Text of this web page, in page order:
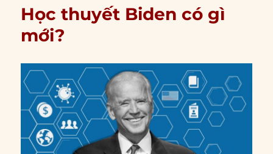
Học thuyết Biden có gì
mới?